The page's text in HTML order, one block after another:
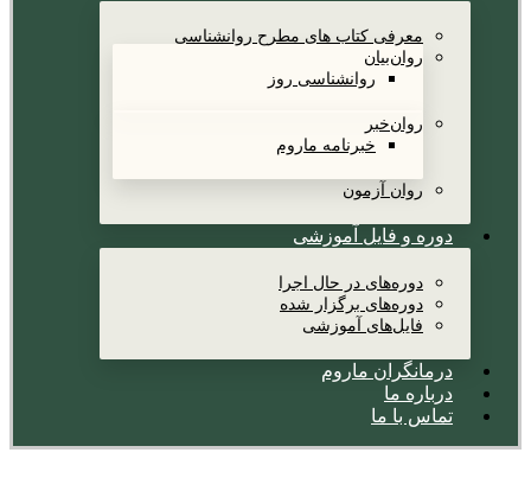
معرفی کتاب های مطرح روانشناسی
روان‌بیان
روانشناسی روز
روان‌خبر
خبرنامه ماروم
روان آزمون
دوره و فایل آموزشی
دوره‌های در حال اجرا
دوره‌های برگزار شده
فایل‌های آموزشی
درمانگران ماروم
درباره ما
تماس با ما